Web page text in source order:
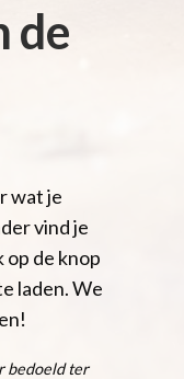
de
wat je
vind je
op de knop
laden. We
bedoeld ter